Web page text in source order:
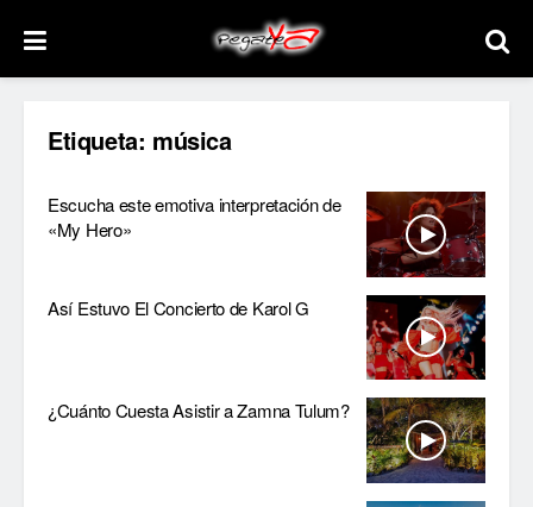
Etiqueta: música
Escucha este emotiva interpretación de
«My Hero»
Así Estuvo El Concierto de Karol G
¿Cuánto Cuesta Asistir a Zamna Tulum?